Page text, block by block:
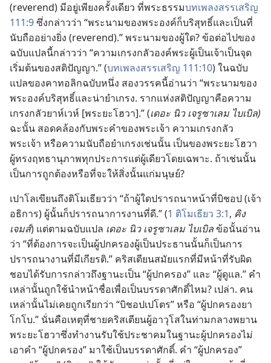
(reverend) มี​อยู่​เพียง​ครั้ง​เดียว ที่​พระธรรม​บท​เพลง​สรรเสริญ
111:​9ซึ่ง​กล่าว​ว่า “พระ​นาม​ของ​พระองค์​ก็​บริสุทธิ์​และ​เป็น​ที่​
นับถือ​อย่าง​ยิ่ง (reverend).” พระ​นาม​ของ​ผู้​ใด? ข้อ​ต่อ​ไป​ของ​
ฉบับ​แปล​นี้​กล่าว​ว่า “ความ​เกรงกลัว​องค์​พระ​ผู้​เป็น​เจ้า​เป็น​จุด​
เริ่ม​ต้น​ของ​สติปัญญา.” (บท​เพลง​สรรเสริญ 111:​10) ใน​ฉบับ​
แปล​ของ​คาทอลิก​ฉบับ​หนึ่ง สอง​วรรค​นี้​อ่าน​ว่า “พระนาม​ของ​
พระองค์​บริสุทธิ์​และ​น่า​ยำเกรง. ราก​แห่ง​สติปัญญา​คือ​ความ​
เกรงกลัว​ยาห์เวห์ [พระ​ยะโฮวา].” (เดอะ นิว เจรูซาเลม ไบเบิล)
ฉะนั้น สอดคล้อง​กับ​พระ​คำ​ของ​พระเจ้า ความ​เกรงกลัว​
พระเจ้า หรือ​ความ​นับถือ​ยำเกรง​เช่น​นั้น เป็น​ของ​พระ​ยะโฮวา​
ผู้​ทรง​ฤทธานุภาพ​ทุก​ประการ​แต่​ผู้​เดียว​โดย​เฉพาะ. ถ้า​เช่น​นั้น
เป็น​การ​ถูกต้อง​หรือ​ที่​จะ​ให้​สิ่ง​นั้น​แก่​มนุษย์?
เปาโล​เขียน​ถึง​ติโมเธียว​ว่า “ถ้า​ผู้​ใด​ปรารถนา​หน้าที่​บิชอป (เจ้า​
อธิการ) ผู้​นั้น​ก็​ปรารถนา​การงาน​ที่​ดี.” (1 ติโมเธียว 3:​1, คิง
เจมส์) แต่​ตาม​ฉบับ​แปล เดอะ นิว เจรูซาเลม ไบเบิลข้อ​นั้น​อ่าน​
ว่า “ที่​ต้องการ​จะ​เป็น​ผู้​ปกครอง​ผู้​เป็น​ประธาน​นั้น​ก็​เป็น​การ​
ปรารถนา​งาน​ที่​มี​เกียรติ.” คริสเตียน​สมัย​แรก​ที่​มี​หน้าที่​รับผิด
ชอบ​ได้​รับ​การ​กล่าว​ถึง​ฐานะ​เป็น “ผู้​ปกครอง” และ “ผู้​ดูแล.” คำ​
เหล่า​นั้น​ถูก​ใช้​นำ​หน้า​ชื่อ​เพื่อ​เป็น​บรรดา​ศักดิ์​ไหม? เปล่า. คน​
เหล่า​นั้น​ไม่​เคย​ถูก​เรียก​ว่า “บิชอป​เปโตร” หรือ “ผู้​ปกครอง​ยา
โกโบ.” นั่น​คือ​เหตุ​ที่​ชาย​คริสเตียน​ผู้​อาวุโส​ใน​ท่ามกลาง​พยาน​
พระ​ยะโฮวา​ซึ่ง​ทำ​งาน​รับใช้​ประชาคม​ใน​ฐานะ​ผู้​ปกครอง​ไม่​
เอา​คำ “ผู้​ปกครอง” มา​ใช้​เป็น​บรรดา​ศักดิ์. คำ “ผู้​ปกครอง”